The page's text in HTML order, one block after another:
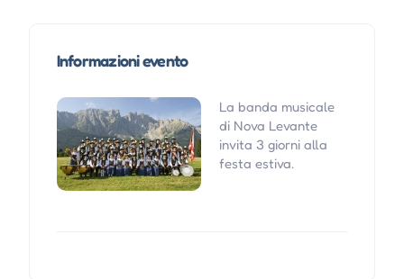
Informazioni evento
La banda musicale
di Nova Levante
invita 3 giorni alla
festa estiva.